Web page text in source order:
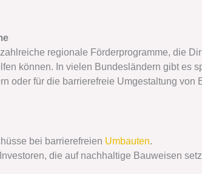
regionale Förderprogramme, die
können. In vielen Bundesländern gibt es
oder für die barrierefreie Umgestaltung von
bei barrierefreien Umbauten.
die auf nachhaltige Bauweisen